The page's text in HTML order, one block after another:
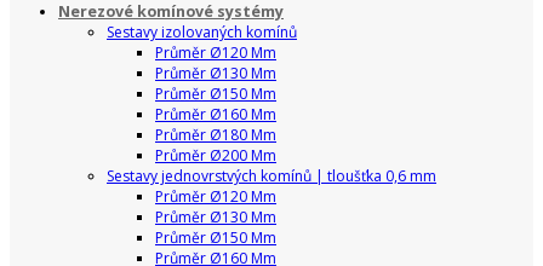
Nerezové komínové systémy
Sestavy izolovaných komínů
Průměr Ø120 Mm
Průměr Ø130 Mm
Průměr Ø150 Mm
Průměr Ø160 Mm
Průměr Ø180 Mm
Průměr Ø200 Mm
Sestavy jednovrstvých komínů | tloušťka 0,6 mm
Průměr Ø120 Mm
Průměr Ø130 Mm
Průměr Ø150 Mm
Průměr Ø160 Mm